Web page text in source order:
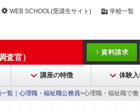
WEB SCHOOL(受講生サイト) 学校一覧
査官）
資料請求
講座の特徴 体験
覧｜心理職・福祉職公務員>心理職・福祉職で働